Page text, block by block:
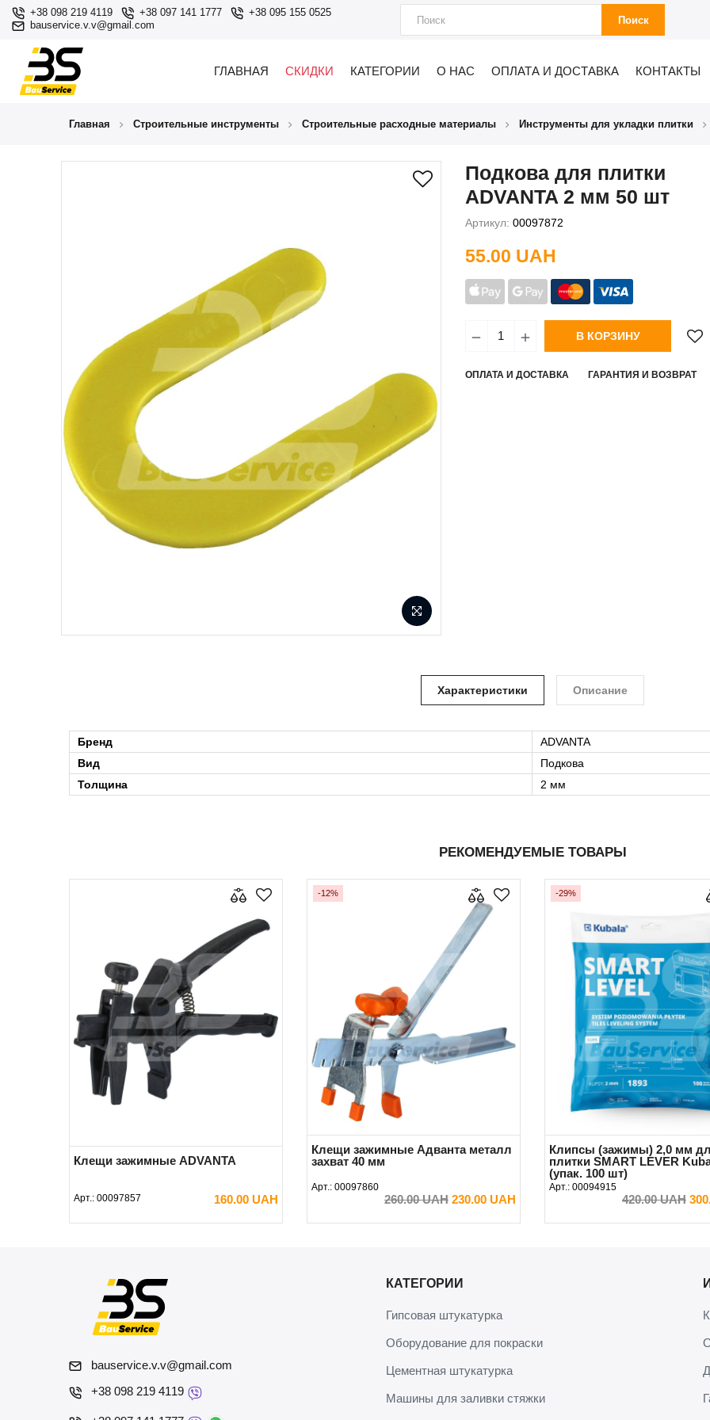
+38 098 219 4119 +38 097 141 1777
+38 095 155 0525
bauservice.v.v@gmail.com
Поиск
ГЛАВНАЯ СКИДКИ КАТЕГОРИИ О НАС ОПЛАТА И ДОСТАВКА КОНТАКТЫ
Главная Строительные инструменты Строительные расходные материалы Инструменты для укладки плитки
Подкова для плитки
ADVANTA 2 мм 50 шт
Артикул: 00097872
55.00 UAH
В КОРЗИНУ
ОПЛАТА И ДОСТАВКА ГАРАНТИЯ И ВОЗВРАТ
Характеристики Описание
Бренд
ADVANTA
Вид
Подкова
Толщина
2 мм
РЕКОМЕНДУЕМЫЕ ТОВАРЫ
Клещи зажимные ADVANTA
Арт.: 00097857 160.00 UAH
В КОРЗИНУ
-12%
Клещи зажимные Адванта металл
захват 40 мм
Арт.: 00097860
260.00 UAH 230.00 UAH
В КОРЗИНУ
-29%
Клипсы (зажимы) 2,0 мм
плитки SMART LEVER
(упак. 100 шт)
Арт.: 00094915
420.00 UAH
В КОРЗИНУ
bauservice.v.v@gmail.com
+38 098 219 4119
КАТЕГОРИИ
Гипсовая штукатурка
Оборудование для покраски
Цементная штукатурка
Машины для заливки стяжки